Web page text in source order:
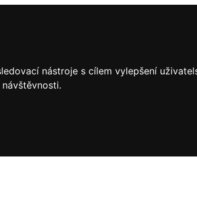
nástroje s cílem vylepšení